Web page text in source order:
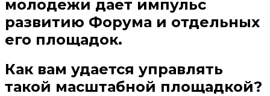
молодежи дает импульс
развитию Форума и отдельных
его площадок.
Как вам удается управлять
такой масштабной площадкой?